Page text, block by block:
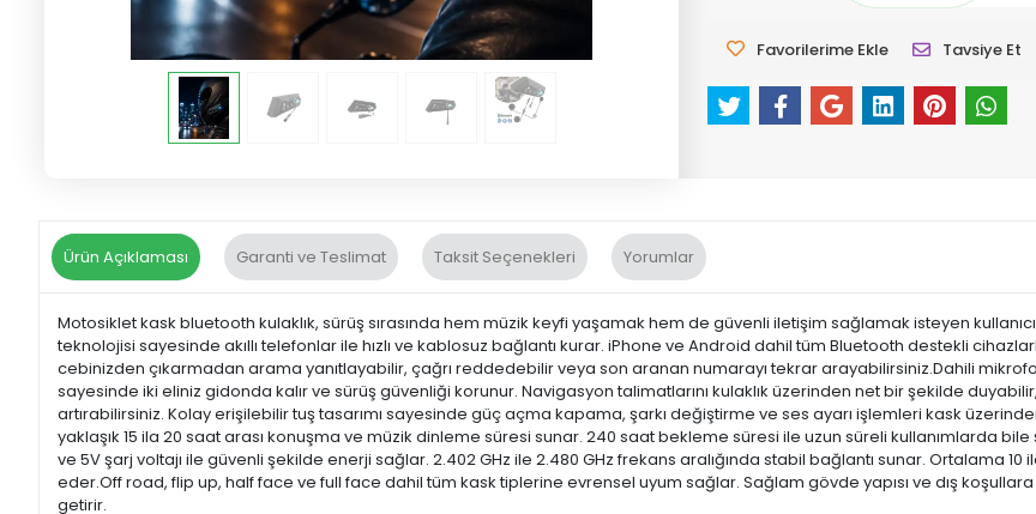
Favorilerime Ekle Tavsiye Et
Ürün Açıklaması Garanti ve Teslimat Taksit Seçenekleri Yorumlar
Motosiklet kask bluetooth kulaklık, sürüş sırasında hem müzik keyfi yaşamak hem de güvenli iletişim sağlamak isteyen
teknolojisi sayesinde akıllı telefonlar ile hızlı ve kablosuz bağlantı kurar. iPhone ve Android dahil tüm Bluetooth destekli
cebinizden çıkarmadan arama yanıtlayabilir, çağrı reddedebilir veya son aranan numarayı tekrar arayabilirsiniz.Dahili
sayesinde iki eliniz gidonda kalır ve sürüş güvenliği korunur. Navigasyon talimatlarını kulaklık üzerinden net bir şekilde
artırabilirsiniz. Kolay erişilebilir tuş tasarımı sayesinde güç açma kapama, şarkı değiştirme ve ses ayarı işlemleri kask
yaklaşık 15 ila 20 saat arası konuşma ve müzik dinleme süresi sunar. 240 saat bekleme süresi ile uzun süreli kullanımlarda
ve 5V şarj voltajı ile güvenli şekilde enerji sağlar. 2.402 GHz ile 2.480 GHz frekans aralığında stabil bağlantı sunar. Ortalama
eder.Off road, flip up, half face ve full face dahil tüm kask tiplerine evrensel uyum sağlar. Sağlam gövde yapısı ve dış
getirir.